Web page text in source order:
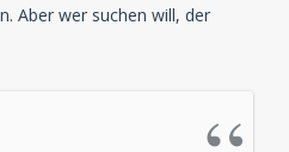
Aber wer suchen will, der